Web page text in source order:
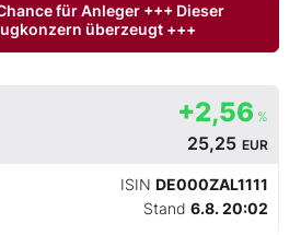
für Anleger +++ Dieser
überzeugt +++
+2,56 %
25,25 EUR
ISIN DE000ZAL1111
Stand 6.8. 20:02